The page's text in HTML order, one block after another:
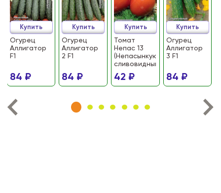
Огурец
Аллигатор
F1
84 ₽
Купить
Огурец
Аллигатор
2 F1
84 ₽
Купить
Томат
Непас 13
(Непасынкующийся
сливовидный)
42 ₽
Купить
Огурец
Аллигатор
3 F1
84 ₽
Купить